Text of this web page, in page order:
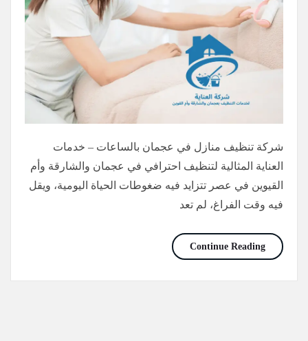
شركة تنظيف منازل في عجمان بالساعات – خدمات
العناية المثالية لتنظيف احترافي في عجمان والشارقة وأم
القيوين في عصر تتزايد فيه ضغوطات الحياة اليومية، ويقل
فيه وقت الفراغ، لم تعد
Continue Readingشركة تنظيف منازل في عجمان بالساعات/0565736207/خصم30%